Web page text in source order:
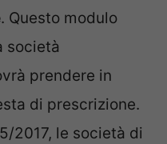
. Questo modulo
società
prendere in
di prescrizione.
2017, le società di